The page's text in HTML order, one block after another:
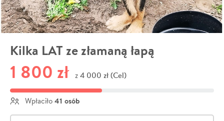
Kilka LAT ze złamaną łapą
1 800 zł z 4 000 zł (Cel)
Wpłaciło 41 osób